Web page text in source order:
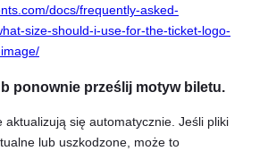
docs/frequently-asked-
size-should-i-use-for-the-ticket-logo-
ponownie prześlij motyw biletu.
aktualizują się automatycznie. Jeśli pliki
lub uszkodzone, może to